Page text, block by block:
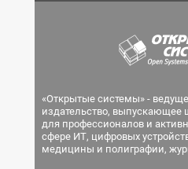
«Открытые системы» -
издательство, выпускающее
для профессионалов и
сфере ИТ, цифровых
медицины и полиграфии,